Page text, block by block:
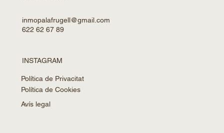
inmopalafrugell@gmail.com
622 62 67 89
INSTAGRAM
Política de Privacitat
Política de Cookies
Avís legal